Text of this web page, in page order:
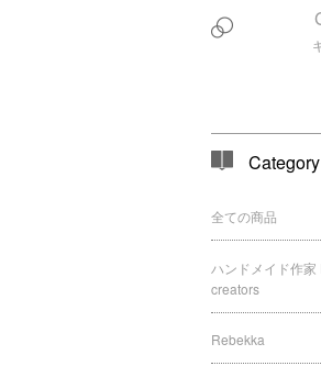
Category
全ての商品
ハンドメイド作
creators
Rebekka